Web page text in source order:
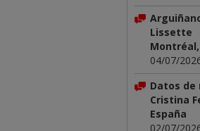
Lissette
04/07/
Datos
Cristina
España
02/07/